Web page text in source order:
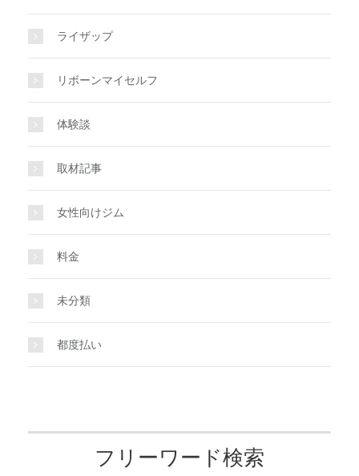
ライザップ
リボーンマイセルフ
体験談
取材記事
女性向けジム
料金
未分類
都度払い
フリーワード検索